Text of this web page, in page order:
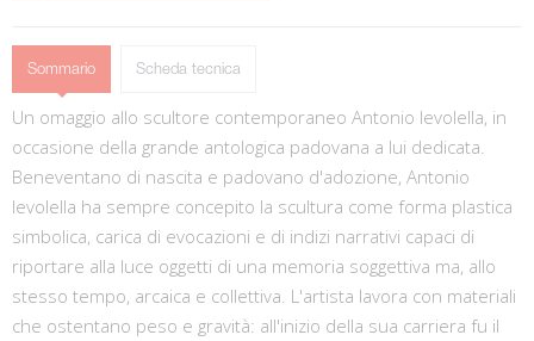
Sommario Scheda tecnica
Un omaggio allo scultore contemporaneo Antonio Ievolella, in
occasione della grande antologica padovana a lui dedicata.
Beneventano di nascita e padovano d'adozione, Antonio
Ievolella ha sempre concepito la scultura come forma plastica
simbolica, carica di evocazioni e di indizi narrativi capaci di
riportare alla luce oggetti di una memoria soggettiva ma, allo
stesso tempo, arcaica e collettiva. L'artista lavora con materiali
che ostentano peso e gravità: all'inizio della sua carriera fu il